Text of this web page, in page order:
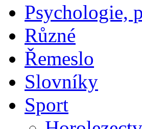
Psychologie,
Různé
Řemeslo
Slovníky
Sport